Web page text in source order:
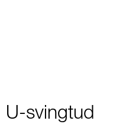
U-svingtud